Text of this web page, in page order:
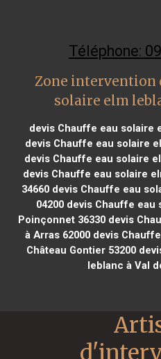
Téléphone:
Zone intervention
solaire elm
devis Chauffe eau solaire
devis Chauffe eau solaire
devis Chauffe eau solaire
devis Chauffe eau solaire
34660devis Chauffe eau
04200 devis Chauffe eau
Poinçonnet 36330devis
à Arras 62000devis
Château Gontier 53200
leblanc à Val